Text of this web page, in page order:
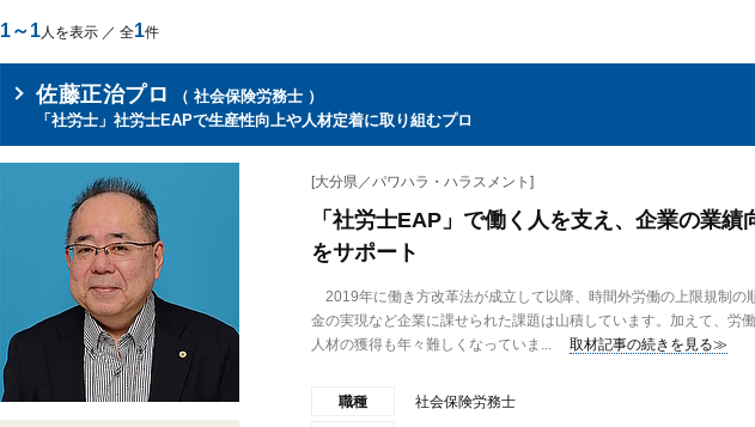
1～1人を表示 ／ 全1件
佐藤正治プロ
（ 社会保険労務士 ）
「社労士」社労士EAPで生産性向上や人材定着に取り組むプロ
[大分県／パワハラ・ハラスメント]
「社労士EAP」で働く人を支え、企業の業績
をサポート
2019年に働き方改革法が成立して以降、時間外労働の上限規制の
金の実現など企業に課せられた課題は山積しています。加えて、労
人材の獲得も年々難しくなっていま...
取材記事の続きを見る≫
職種 社会保険労務士